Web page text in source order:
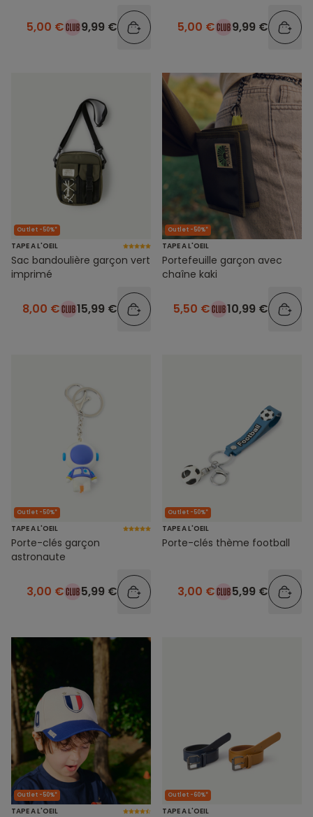
5,00 € 9,99 € 5,00 € 9,99 €
Outlet -50%*
TAPE A L'OEIL
Sac bandoulière garçon vert
imprimé
8,00 € 15,99 €
Outlet -50%*
TAPE A L'OEIL
Portefeuille garçon avec
chaîne kaki
5,50 € 10,99 €
Outlet -50%*
TAPE A L'OEIL
Porte-clés garçon
astronaute
3,00 € 5,99 €
Outlet -50%*
TAPE A L'OEIL
Porte-clés thème football
3,00 € 5,99 €
Outlet -50%*
TAPE A L'OEIL
Outlet -60%*
TAPE A L'OEIL